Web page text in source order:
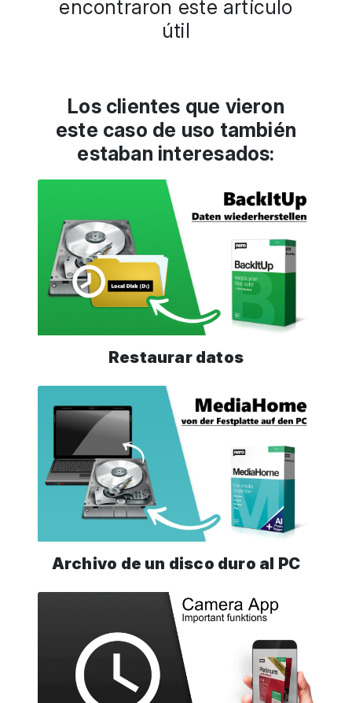
encontraron este artículo
útil
Los clientes que vieron
este caso de uso también
estaban interesados:
Restaurar datos
Archivo de un disco duro al PC